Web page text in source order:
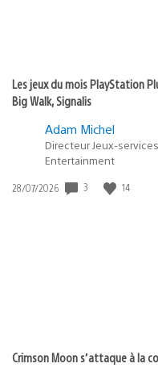
Les jeux du mois PlayStation
Big Walk, Signalis
Adam Michel
Directeur Jeux-
Entertainment
Date
28/07/2026 3 14
Crimson Moon s’attaque à la